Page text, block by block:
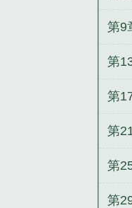
足
第9
第
第
第
神
第
就
第